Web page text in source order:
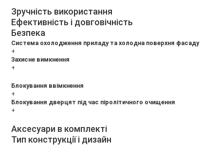
Зручність використання
Ефективність і довговічність
Безпека
Система охолодження приладу та холодна поверхня фасаду
+
Захисне вимкнення
+
Блокування ввімкнення
+
Блокування дверцят під час піролітичного очищення
+
Аксесуари в комплекті
Тип конструкції і дизайн